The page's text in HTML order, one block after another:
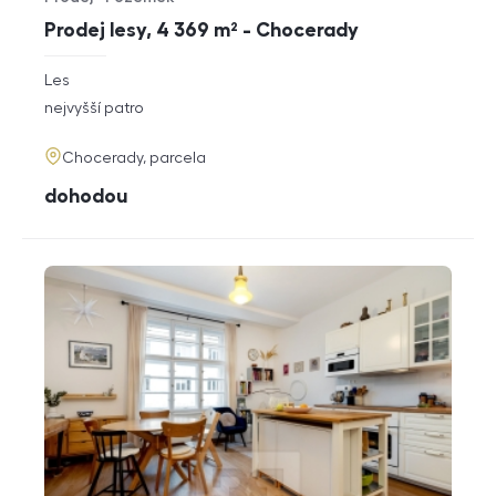
Prodej lesy, 4 369 m² - Chocerady
Typ nabídky
Typ nemovitosti
rozměry
Les
funkce
nejvyšší patro
adresa
Chocerady, parcela
cena
dohodou